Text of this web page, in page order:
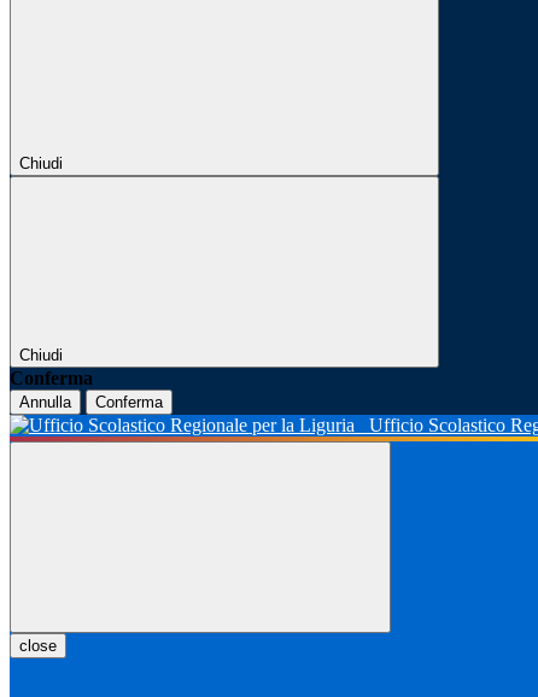
Chiudi
Chiudi
Conferma
Annulla Conferma
Ufficio Scolastico
close